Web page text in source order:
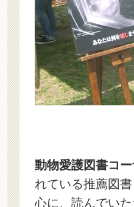
動物愛護図書コ
れている推薦図
心に、読んでい